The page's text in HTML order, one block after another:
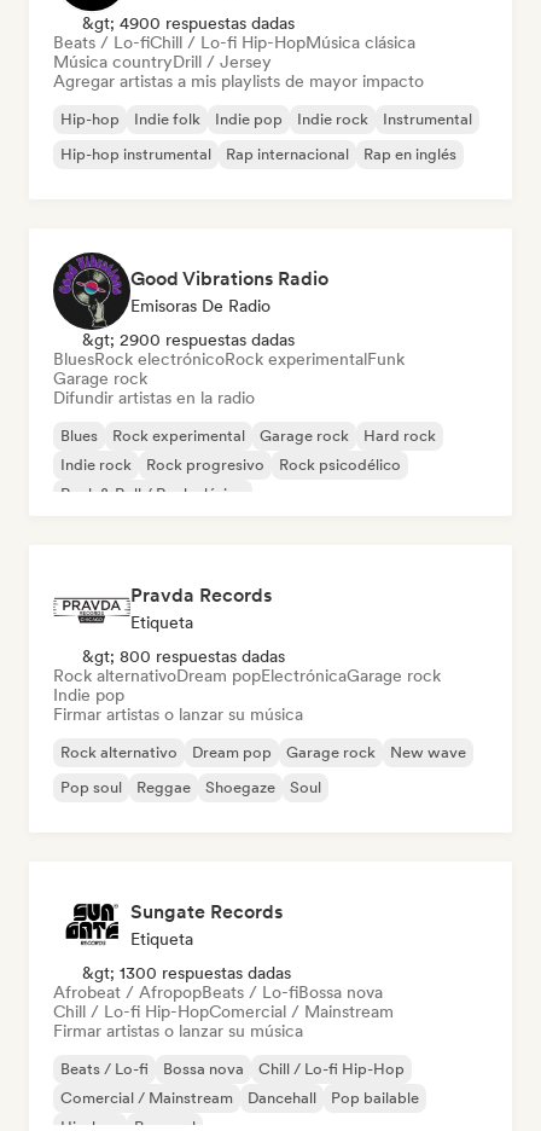
&gt; 4900 respuestas dadas
Beats / Lo-fiChill / Lo-fi Hip-HopMúsica clásica
Música countryDrill / Jersey
Agregar artistas a mis playlists de mayor impacto
Hip-hop Indie folk Indie pop Indie rock
Instrumental
Hip-hop instrumental
Rap internacional Rap en inglés
Good Vibrations Radio
Emisoras De Radio
&gt; 2900 respuestas dadas
BluesRock electrónicoRock experimentalFunk
Garage rock
Difundir artistas en la radio
Blues Rock experimental Garage rock
Hard rock
Indie rock
Rock progresivo
Rock psicodélico
Rock & Roll / Rock clásico
Pravda Records
Etiqueta
&gt; 800 respuestas dadas
Rock alternativoDream popElectrónicaGarage rock
Indie pop
Firmar artistas o lanzar su música
Rock alternativo Dream pop Garage rock
New wave
Pop soul
Reggae Shoegaze Soul
Sungate Records
Etiqueta
&gt; 1300 respuestas dadas
Afrobeat / AfropopBeats / Lo-fiBossa nova
Chill / Lo-fi Hip-HopComercial / Mainstream
Firmar artistas o lanzar su música
Beats / Lo-fi Bossa nova
Chill / Lo-fi Hip-Hop
Comercial / Mainstream
Dancehall
Pop bailable
Hip-hop
Pop soul